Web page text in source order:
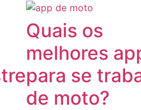
Quais os
melhores
para se
de moto?